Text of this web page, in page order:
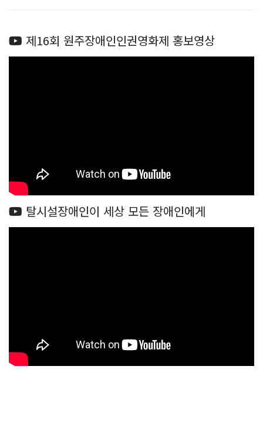
제16회 원주장애인인권영화제 홍보영상
탈시설장애인이 세상 모든 장애인에게